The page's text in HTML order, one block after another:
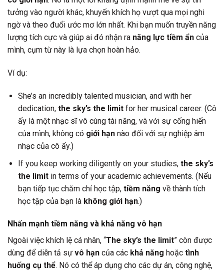
tưởng vào người khác, khuyến khích họ vượt qua mọi nghi
ngờ và theo đuổi ước mơ lớn nhất. Khi bạn muốn truyền năng
lượng tích cực và giúp ai đó nhận ra năng lực tiềm ẩn của
mình, cụm từ này là lựa chọn hoàn hảo.
Ví dụ:
She’s an incredibly talented musician, and with her
dedication, the sky’s the limitfor her musical career. (Cô
ấy là một nhạc sĩ vô cùng tài năng, và với sự cống hiến
của mình, không có giới hạnnào đối với sự nghiệp âm
nhạc của cô ấy.)
If you keep working diligently on your studies, the sky’s
the limitin terms of your academic achievements. (Nếu
bạn tiếp tục chăm chỉ học tập, tiềm năng về thành tích
học tập của bạn là không giới hạn.)
Nhấn mạnh tiềm năng và khả năng vô hạn
Ngoài việc khích lệ cá nhân, “The sky’s the limit” còn được
dùng để diễn tả sự vô hạn của các khả năng hoặc tình
huống cụ thể. Nó có thể áp dụng cho các dự án, công nghệ,